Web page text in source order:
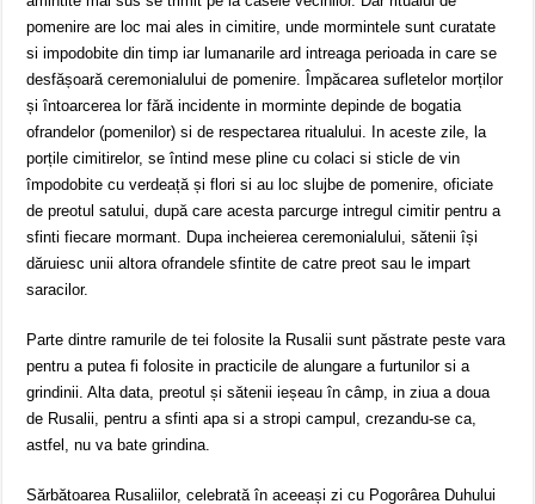
pomenire are loc mai ales in cimitire, unde mormintele sunt curatate
si impodobite din timp iar lumanarile ard intreaga perioada in care se
desfășoară ceremonialului de pomenire. Împăcarea sufletelor morților
și întoarcerea lor fără incidente in morminte depinde de bogatia
ofrandelor (pomenilor) si de respectarea ritualului. In aceste zile, la
porțile cimitirelor, se întind mese pline cu colaci si sticle de vin
împodobite cu verdeață și flori si au loc slujbe de pomenire, oficiate
de preotul satului, după care acesta parcurge intregul cimitir pentru a
sfinti fiecare mormant. Dupa incheierea ceremonialului, sătenii își
dăruiesc unii altora ofrandele sfintite de catre preot sau le impart
saracilor.
Parte dintre ramurile de tei folosite la Rusalii sunt păstrate peste vara
pentru a putea fi folosite in practicile de alungare a furtunilor si a
grindinii. Alta data, preotul și sătenii ieșeau în câmp, in ziua a doua
de Rusalii, pentru a sfinti apa si a stropi campul, crezandu-se ca,
astfel, nu va bate grindina.
Sărbătoarea Rusaliilor, celebrată în aceeași zi cu Pogorârea Duhului